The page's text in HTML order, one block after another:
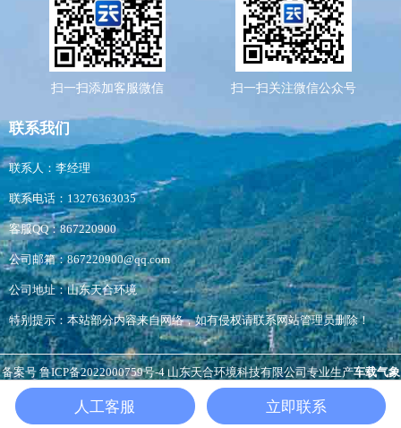
扫一扫添加客服微信 扫一扫关注微信公众号
联系我们
联系人：李经理
联系电话：13276363035
客服QQ：867220900
公司邮箱：867220900@qq.com
公司地址：山东天合环境
特别提示：本站部分内容来自网络，如有侵权请联系网站管理员删除！
备案号 鲁ICP备2022000759号-4山东天合环境科技有限公司专业生产车载气象
,扬尘检测仪负氧离子监测站，非洲猪瘟检测仪等，生产经验丰富，价格优
惠。
人工客服 立即联系